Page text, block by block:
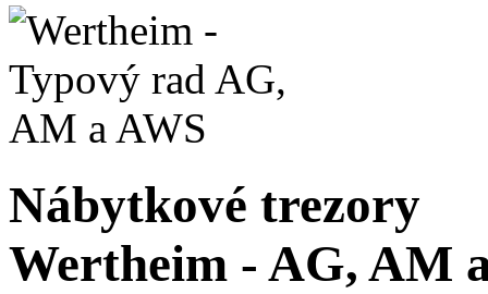
Nábytkové trezory
Wertheim - AG, AM